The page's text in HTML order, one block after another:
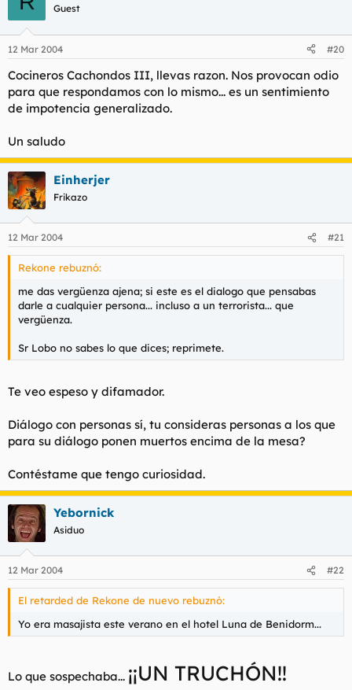
Guest
12 Mar 2004 #20
Cocineros Cachondos III, llevas razon. Nos provocan odio
para que respondamos con lo mismo... es un sentimiento
de impotencia generalizado.
Un saludo
Einherjer
Frikazo
12 Mar 2004 #21
Rekone rebuznó:
me das vergüenza ajena; si este es el dialogo que pensabas
darle a cualquier persona... incluso a un terrorista... que
vergüenza.
Sr Lobo no sabes lo que dices; reprimete.
Te veo espeso y difamador.
Diálogo con personas sí, tu consideras personas a los que
para su diálogo ponen muertos encima de la mesa?
Contéstame que tengo curiosidad.
Yebornick
Asiduo
12 Mar 2004 #22
El retarded de Rekone de nuevo rebuznó:
Yo era masajista este verano en el hotel Luna de Benidorm...
Lo que sospechaba... ¡¡UN TRUCHÓN!!